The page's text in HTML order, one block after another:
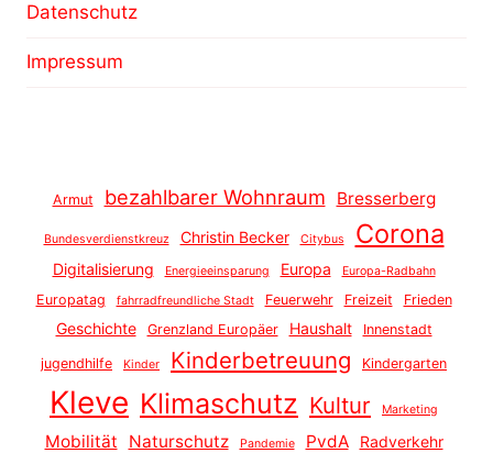
Datenschutz
Impressum
Armut bezahlbarer Wohnraum Bresserberg
Bundesverdienstkreuz Christin Becker Citybus Corona
Digitalisierung Energieeinsparung Europa Europa-Radbahn
Europatag fahrradfreundliche Stadt Feuerwehr Freizeit Frieden
Geschichte Grenzland Europäer Haushalt Innenstadt
jugendhilfe Kinder Kinderbetreuung Kindergarten
Kleve Klimaschutz Kultur Marketing
Mobilität Naturschutz Pandemie PvdA Radverkehr